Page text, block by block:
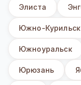
Элиста
Южно-Курильск
Южноуральск
Юрюзань